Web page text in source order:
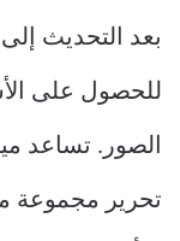
للحصول على
الصور. تساعد
تحرير مجموعة